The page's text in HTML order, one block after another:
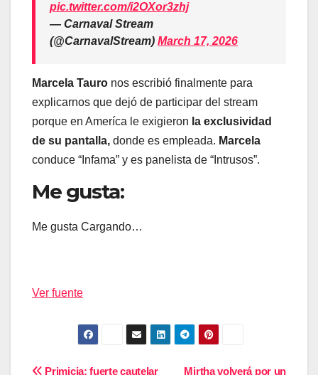
pic.twitter.com/i2OXor3zhj
— Carnaval Stream
(@CarnavalStream) March 17, 2026
Marcela Tauro nos escribió finalmente para
explicarnos que dejó de participar del stream
porque en Ameríca le exigieron la exclusividad
de su pantalla, donde es empleada. Marcela
conduce “Infama” y es panelista de “Intrusos”.
Me gusta:
Me gusta Cargando…
Ver fuente
Mirtha volverá por un
Primicia: fuerte cautelar